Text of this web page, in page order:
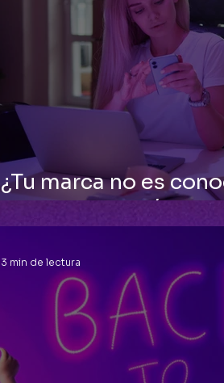
¿Tu marca no es
la Comunicación
3 min de lectura